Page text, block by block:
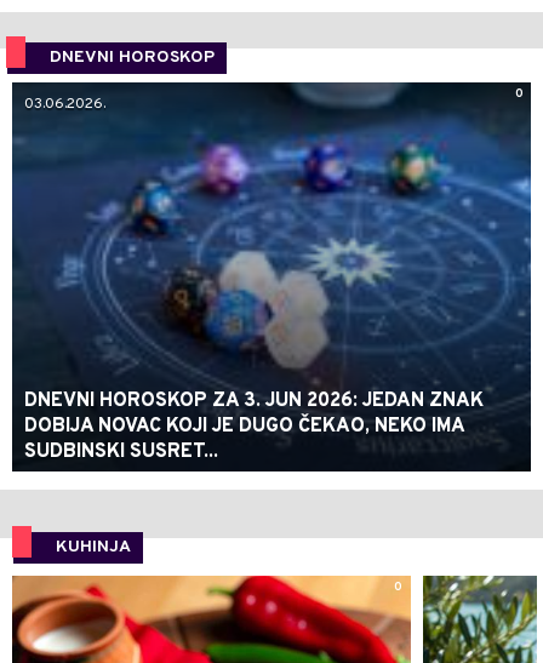
DNEVNI HOROSKOP
0
03.06.2026.
DNEVNI HOROSKOP ZA 3. JUN 2026: JEDAN ZNAK
DOBIJA NOVAC KOJI JE DUGO ČEKAO, NEKO IMA
SUDBINSKI SUSRET...
KUHINJA
0